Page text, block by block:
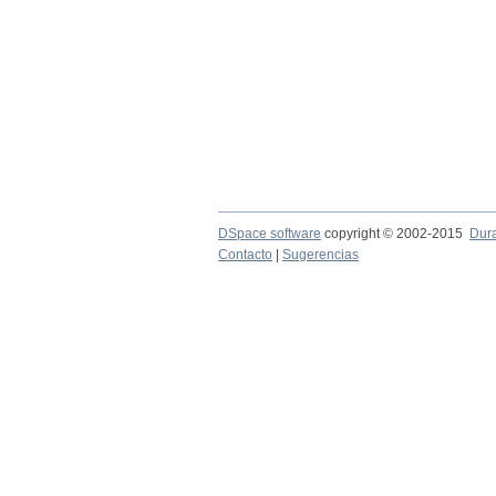
DSpace software copyright © 2002-2015
Contacto
Sugerencias